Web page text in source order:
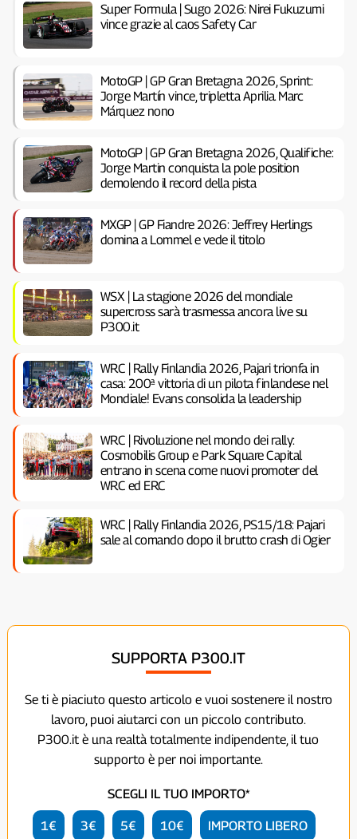
Super Formula | Sugo 2026: Nirei Fukuzumi
vince grazie al caos Safety Car
MotoGP | GP Gran Bretagna 2026, Sprint:
Jorge Martín vince, tripletta Aprilia. Marc
Márquez nono
MotoGP | GP Gran Bretagna 2026, Qualifiche:
Jorge Martin conquista la pole position
demolendo il record della pista
MXGP | GP Fiandre 2026: Jeffrey Herlings
domina a Lommel e vede il titolo
WSX | La stagione 2026 del mondiale
supercross sarà trasmessa ancora live su
P300.it
WRC | Rally Finlandia 2026, Pajari trionfa in
casa: 200ª vittoria di un pilota finlandese nel
Mondiale! Evans consolida la leadership
WRC | Rivoluzione nel mondo dei rally:
Cosmobilis Group e Park Square Capital
entrano in scena come nuovi promoter del
WRC ed ERC
WRC | Rally Finlandia 2026, PS15/18: Pajari
sale al comando dopo il brutto crash di Ogier
SUPPORTA P300.IT
Se ti è piaciuto questo articolo e vuoi sostenere il nostro
lavoro, puoi aiutarci con un piccolo contributo.
P300.it è una realtà totalmente indipendente, il tuo
supporto è per noi importante.
SCEGLI IL TUO IMPORTO*
1€ 3€ 5€ 10€ IMPORTO LIBERO